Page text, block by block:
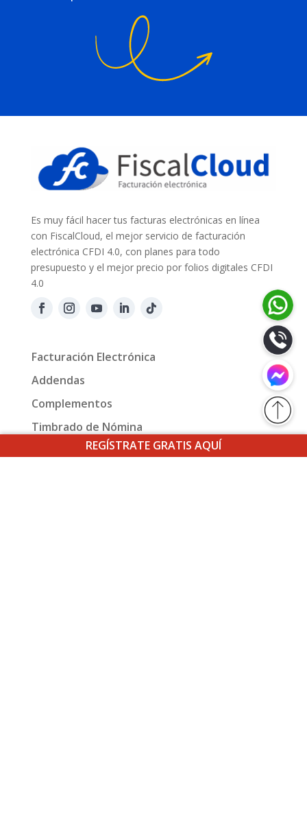
Es muy fácil hacer tus facturas electrónicas en línea
con FiscalCloud, el mejor servicio de facturación
electrónica CFDI 4.0, con planes para todo
presupuesto y el mejor precio por folios digitales CFDI
4.0
Facturación Electrónica
Addendas
Complementos
Timbrado de Nómina
REGÍSTRATE GRATIS AQUÍ